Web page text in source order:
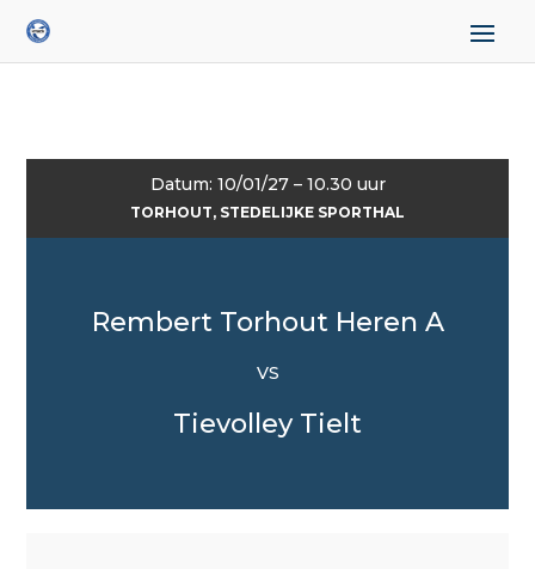
Datum: 10/01/27 – 10.30 uur
TORHOUT, STEDELIJKE SPORTHAL
Rembert Torhout Heren A
VS
Tievolley Tielt